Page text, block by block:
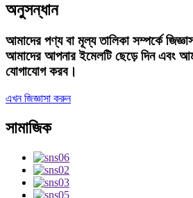
অনুসন্ধান
আমাদের পণ্য বা মূল্য তালিকা সম্পর্কে
আমাদের আপনার ইমেলটি ছেড়ে দিন এবং
যোগাযোগ করব।
এখন জিজ্ঞাসা করুন
সামাজিক